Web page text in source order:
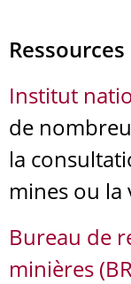
Institut
de
la
mines ou la
Bureau de
minières